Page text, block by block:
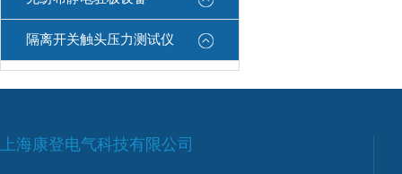
隔离开关触头压力测试仪
上海康登电气科技有限公司